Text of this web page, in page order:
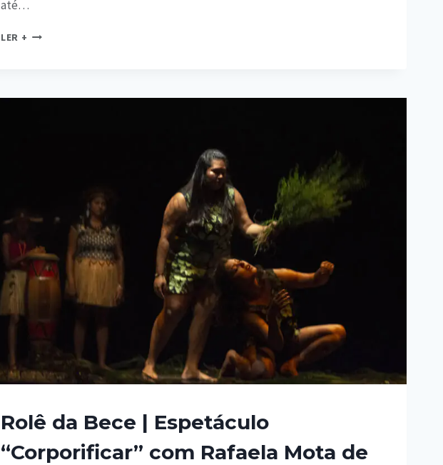
até…
LER +
Rolê da Bece | Espetáculo
“Corporificar” com Rafaela Mota de